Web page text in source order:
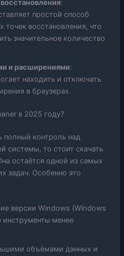
:
простой способ
точек восстановления, что
значительное количество
и расширениями:
находить и отключать
в браузерах.
в 2025 году?
полный контроль над
системы, то стоит скачать
остаётся одной из самых
задач. Особенно это
версии Windows (Windows
инструменты менее
объёмами данных и